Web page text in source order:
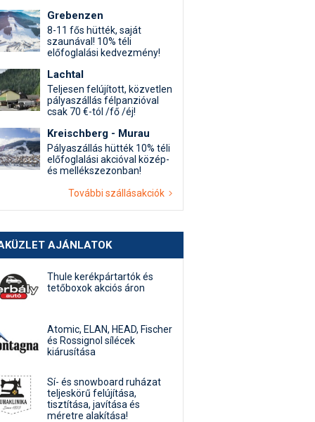
Grebenzen
8-11 fős hütték, saját
szaunával! 10% téli
előfoglalási kedvezmény!
Lachtal
Teljesen felújított, közvetlen
pályaszállás félpanzióval
csak 70 €-tól /fő /éj!
Kreischberg - Murau
Pályaszállás hütték 10% téli
előfoglalási akcióval közép-
és mellékszezonban!
További szállásakciók
AJÁNLATOK
Thule kerékpártartók és
tetőboxok akciós áron
Atomic, ELAN, HEAD, Fischer
és Rossignol sílécek
kiárusítása
Sí- és snowboard ruházat
teljeskörű felújítása,
tisztítása, javítása és
méretre alakítása!